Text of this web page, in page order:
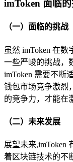
imToken 面临
（一）面临的挑战
虽然 imToken 在
一些严峻的挑战，
imToken 需要不断
钱包市场竞争激烈
的竞争力，才能在
（二）未来发展
展望未来,imToken
着区块链技术的不